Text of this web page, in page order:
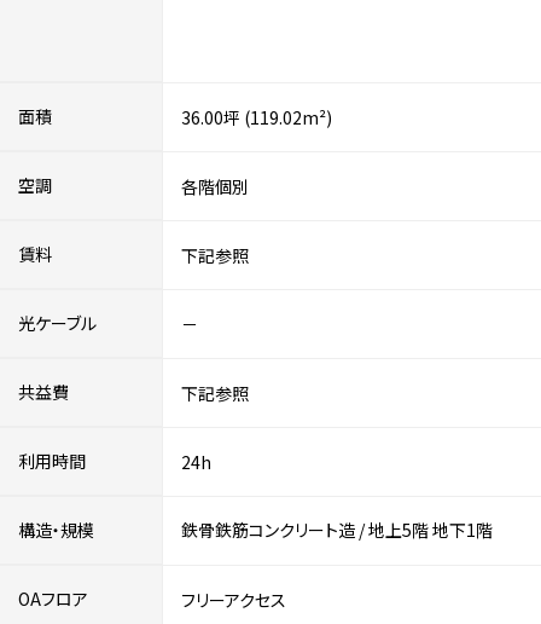
面積 36.00坪 (119.02m²)
空調 各階個別
賃料 下記参照
光ケーブル －
共益費 下記参照
利用時間 24h
構造・規模 鉄骨鉄筋コンクリート造 /地上5階地下1階
OAフロア フリーアクセス